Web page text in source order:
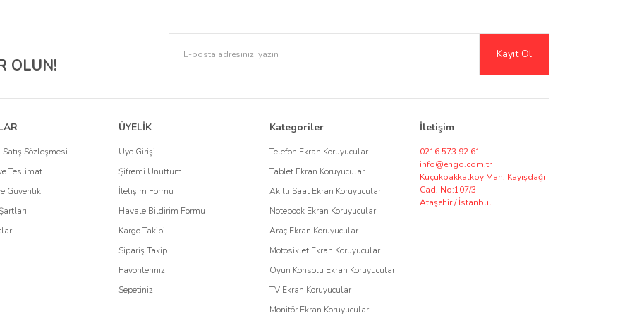
karşı korurken, estetik tasarımıyla cihazınızın şıklığını korumaya yardımcı olur. Şeffaf ve mat seçeneklerle ekran netliğini artırırken, gizlilik
de korur. Ayrıca, paperlike dokusuyla çizim ve yazma deneyimini geliştirerek kreatif kullanıcılar için harika bir çözüm sunar.
çözümler sunar. Özellikle, kurumsal firmaların kullandığı cihazların korunması için ekran koruyucu tedariki ve özel üretim seçenekleri
tasarlanmıştır. Dayanıklı malzemeleri, mükemmel uyumu ve kullanıcı odaklı tasarımı ile Engo, cihazlarınızı korurken kullanım ömrünü
ilk günkü performansını uzun süre koruyabilirsiniz.
OLUN!
Kayıt Ol
Sözleşmesi
Teslimat
Güvenlik
ÜYELİK
Üye Girişi
Şifremi Unuttum
İletişim Formu
Havale Bildirim Formu
Kargo Takibi
Sipariş Takip
Favorileriniz
Sepetiniz
Kategoriler
Telefon Ekran Koruyucular
Tablet Ekran Koruyucular
Akıllı Saat Ekran Koruyucular
Notebook Ekran Koruyucular
Araç Ekran Koruyucular
Motosiklet Ekran Koruyucular
Oyun Konsolu Ekran Koruyucular
TV Ekran Koruyucular
Monitör Ekran Koruyucular
İletişim
0216 573 92 61
info@engo.com.tr
Küçükbakkalköy Mah. Kayışdağı
Cad. No:107/3
Ataşehir / İstanbul